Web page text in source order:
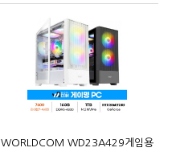
WORLDCOM WD23A429게임용